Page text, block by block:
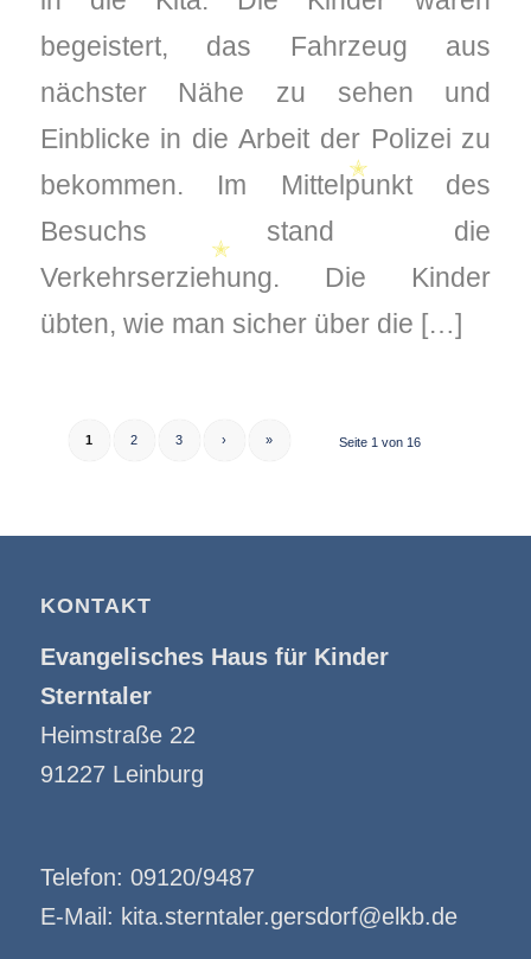
begeistert, das Fahrzeug aus
nächster Nähe zu sehen und
Einblicke in die Arbeit der Polizei zu
bekommen. Im Mittelpunkt des
Besuchs stand die
Verkehrserziehung. Die Kinder
übten, wie man sicher über die […]
Seite 1 von 16
1 2 3 › »
KONTAKT
Evangelisches Haus für Kinder
Sterntaler
Heimstraße 22
91227 Leinburg
Telefon: 09120/9487
E-Mail: kita.sterntaler.gersdorf@elkb.de
✭
✭